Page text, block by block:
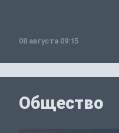
08 августа 09:15
Общество